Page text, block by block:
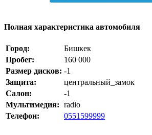
Полная характеристика автомобиля
Город:
Бишкек
Пробег:
160 000
Размер дисков: -1
Защита:
центральный_замок
Салон:
-1
Мультимедия: radio
Телефон:
0551599999